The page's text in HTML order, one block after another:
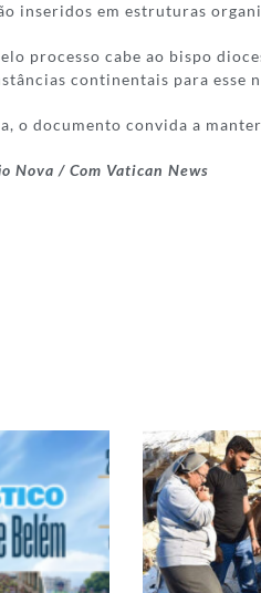
inseridos em estruturas
processo cabe ao bispo
continentais para esse
o documento convida a
Nova / Com Vatican News